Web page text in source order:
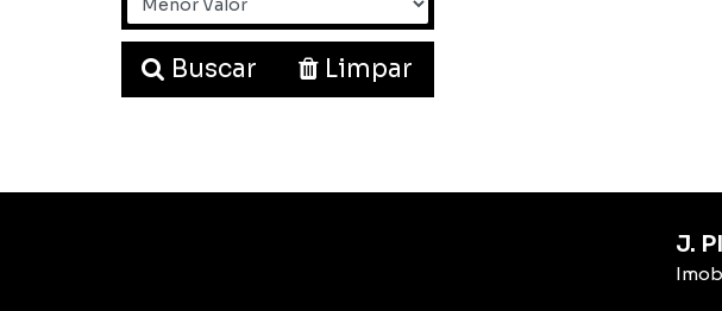
Buscar Limpar
J.